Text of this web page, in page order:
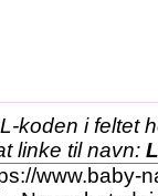
koden i feltet
linke til navn: